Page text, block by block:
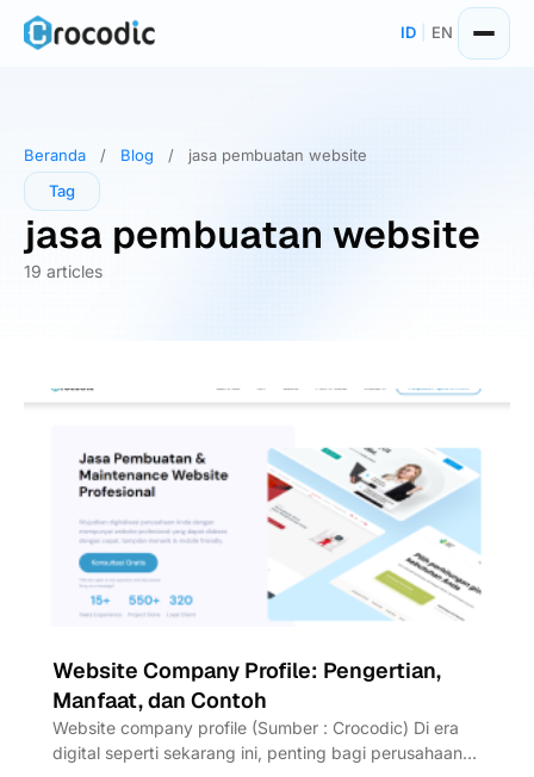
Skip
ID EN
Beranda / Blog /
jasa pembuatan website
Tag
jasa pembuatan website
19 articles
Website Company Profile: Pengertian,
Manfaat, dan Contoh
Website company profile (Sumber : Crocodic) Di era
digital seperti sekarang ini, penting bagi perusahaan